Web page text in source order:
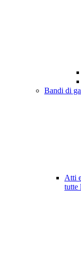
Bandi di
Atti
tutte